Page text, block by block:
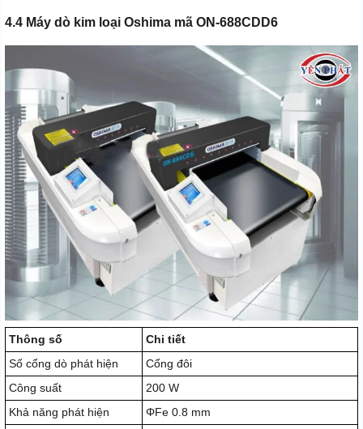
4.4 Máy dò kim loại Oshima mã ON-688CDD6
Thông số
Chi tiết
Số cổng dò phát hiện
Cổng đôi
Công suất
200 W
Khả năng phát hiện
ΦFe 0.8 mm